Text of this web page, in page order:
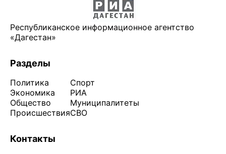
Республиканское информационное агентство
«Дагестан»
Разделы
Политика
Экономика
Общество
Происшествия
Спорт
РИА
Муниципалитеты
СВО
Контакты